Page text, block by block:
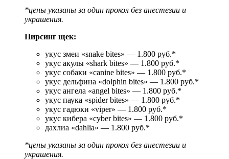
*цены указаны за один прокол без анестезии и
украшения.
Пирсинг щек:
укус змеи «snake bites» — 1.800 руб.*
укус акулы «shark bites» — 1.800 руб.*
укус собаки «canine bites» — 1.800 руб.*
укус дельфина «dolphin bites» — 1.800 руб.*
укус ангела «angel bites» — 1.800 руб.*
укус паука «spider bites» — 1.800 руб.*
укус гадюки «viper» — 1.800 руб.*
укус кибера «cyber bites» — 1.800 руб.*
дахлиа «dahlia» — 1.800 руб.*
*цены указаны за один прокол без анестезии и
украшения.